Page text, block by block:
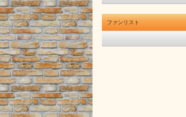
ファンリスト